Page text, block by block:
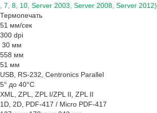
8, 10, Server 2003, Server 2008, Server 2012)
Термопечать
51 мм/сек
300 dpi
30 мм
558 мм
51 мм
USB, RS-232, Centronics Parallel
5° до 40°C
XML, ZPL, ZPL I/ZPL II, ZPL II
1D, 2D, PDF-417 / Mіcro PDF-417